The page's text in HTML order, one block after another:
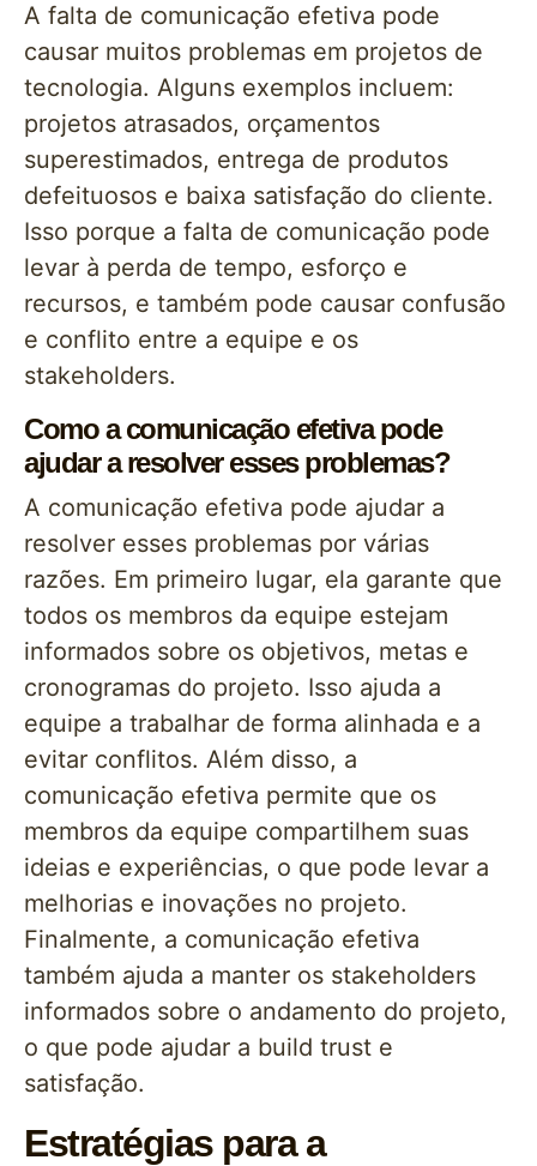
A falta de comunicação efetiva pode
causar muitos problemas em projetos de
tecnologia. Alguns exemplos incluem:
projetos atrasados, orçamentos
superestimados, entrega de produtos
defeituosos e baixa satisfação do cliente.
Isso porque a falta de comunicação pode
levar à perda de tempo, esforço e
recursos, e também pode causar confusão
e conflito entre a equipe e os
stakeholders.
Como a comunicação efetiva pode
ajudar a resolver esses problemas?
A comunicação efetiva pode ajudar a
resolver esses problemas por várias
razões. Em primeiro lugar, ela garante que
todos os membros da equipe estejam
informados sobre os objetivos, metas e
cronogramas do projeto. Isso ajuda a
equipe a trabalhar de forma alinhada e a
evitar conflitos. Além disso, a
comunicação efetiva permite que os
membros da equipe compartilhem suas
ideias e experiências, o que pode levar a
melhorias e inovações no projeto.
Finalmente, a comunicação efetiva
também ajuda a manter os stakeholders
informados sobre o andamento do projeto,
o que pode ajudar a build trust e
satisfação.
Estratégias para a